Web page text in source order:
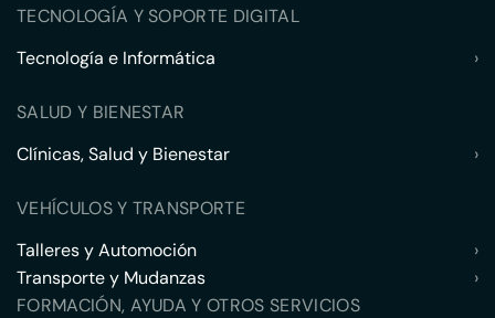
TECNOLOGÍA Y SOPORTE DIGITAL
Tecnología e Informática
›
SALUD Y BIENESTAR
Clínicas, Salud y Bienestar
›
VEHÍCULOS Y TRANSPORTE
Talleres y Automoción
›
Transporte y Mudanzas
›
FORMACIÓN, AYUDA Y OTROS SERVICIOS